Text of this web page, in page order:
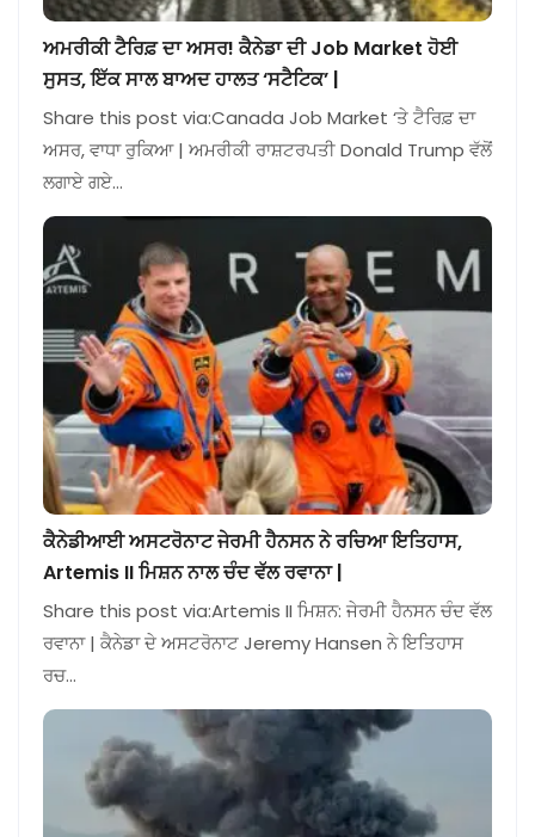
ਅਮਰੀਕੀ ਟੈਰਿਫ਼ ਦਾ ਅਸਰ! ਕੈਨੇਡਾ ਦੀ Job Market ਹੋਈ
ਸੁਸਤ, ਇੱਕ ਸਾਲ ਬਾਅਦ ਹਾਲਤ ‘ਸਟੈਟਿਕ’ |
Share this post via:Canada Job Market ‘ਤੇ ਟੈਰਿਫ਼ ਦਾ
ਅਸਰ, ਵਾਧਾ ਰੁਕਿਆ | ਅਮਰੀਕੀ ਰਾਸ਼ਟਰਪਤੀ Donald Trump ਵੱਲੋਂ
ਲਗਾਏ ਗਏ…
ਕੈਨੇਡੀਆਈ ਅਸਟਰੋਨਾਟ ਜੇਰਮੀ ਹੈਨਸਨ ਨੇ ਰਚਿਆ ਇਤਿਹਾਸ,
Artemis II ਮਿਸ਼ਨ ਨਾਲ ਚੰਦ ਵੱਲ ਰਵਾਨਾ |
Share this post via:Artemis II ਮਿਸ਼ਨ: ਜੇਰਮੀ ਹੈਨਸਨ ਚੰਦ ਵੱਲ
ਰਵਾਨਾ | ਕੈਨੇਡਾ ਦੇ ਅਸਟਰੋਨਾਟ Jeremy Hansen ਨੇ ਇਤਿਹਾਸ
ਰਚ…